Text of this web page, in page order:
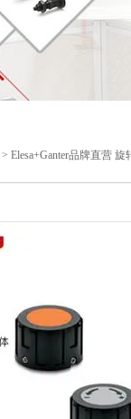
> Elesa+Ganter品牌直营